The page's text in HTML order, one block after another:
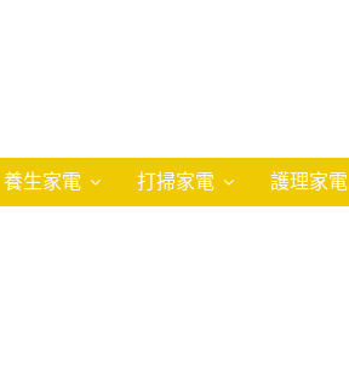
養生家電 打掃家電 護理家電